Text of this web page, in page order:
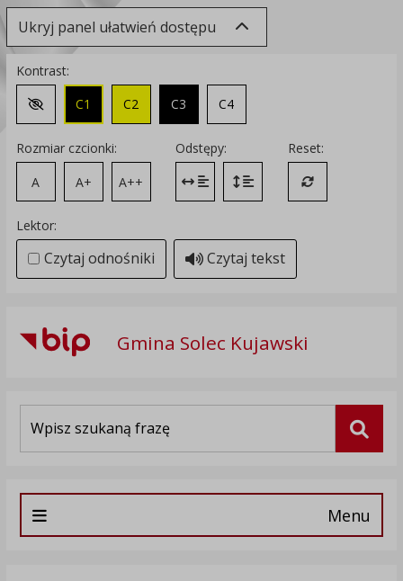
Ukryj panel ułatwień dostępu
Kontrast:
Zmień kontrast na domyślny
C1 C2 C3 C4
Rozmiar czcionki:
A
A+ A++
Odstępy:
Zmień odstęp między literami
Zmień interlinię i margines
Reset:
Przywróć
Lektor:
Czytaj odnośniki Czytaj tekst
Gmina Solec Kujawski
Menu